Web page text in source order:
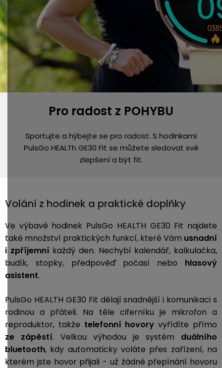
Pro radost z POHYBU
Sportujte a hýbejte se pro radost. S hodinkami
PulsGo HEALTh GE30 Fit se můžete sledovat své
zlepšení a být fit.
Volání z hodinek a praktické doplňky
Ve výbavě hodinek PulsGo HEALTH GE30 Fit najdete
také množství praktických funkcí, které Vám usnadní
i zpříjemní každý den. Nechybí kalendář, kalkulačka,
budík, stopky, předpověď počasí nebo hlasový
asistent.
PulsGo HEALTH GE30 Fit dělají snadnější i komunikaci s
rodinou a přáteli. Na těle ciferníku je mikrofon a
reproduktor, takže telefonní hovory vyřídíte přímo
ze zápěstí. Velkou výhodou je systém duálního
bluetooth, kdy automaticky voláte přes zařízení, na
kterém jste hovor přijali - už žádné přepínání hovoru